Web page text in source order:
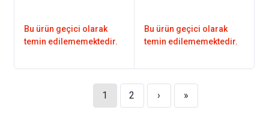
Bu ürün geçici olarak
temin edilememektedir.
Bu ürün geçici olarak
temin edilememektedir.
1 2 › »